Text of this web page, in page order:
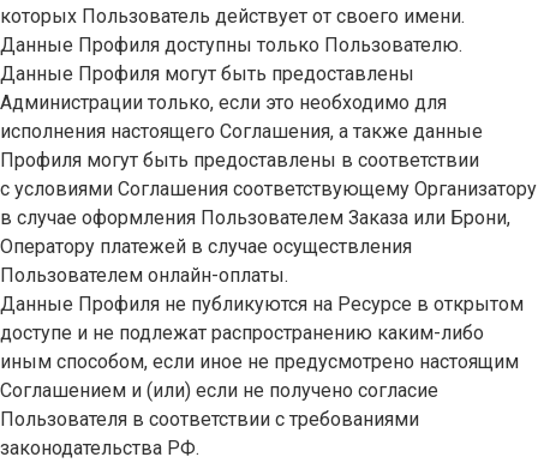
которых Пользователь действует от своего имени.
Данные Профиля доступны только Пользователю.
Данные Профиля могут быть предоставлены
Администрации только, если это необходимо для
исполнения настоящего Соглашения, а также данные
Профиля могут быть предоставлены в соответствии
с условиями Соглашения соответствующему Организатору
в случае оформления Пользователем Заказа или Брони,
Оператору платежей в случае осуществления
Пользователем онлайн-оплаты.
Данные Профиля не публикуются на Ресурсе в открытом
доступе и не подлежат распространению каким-либо
иным способом, если иное не предусмотрено настоящим
Соглашением и (или) если не получено согласие
Пользователя в соответствии с требованиями
законодательства РФ.